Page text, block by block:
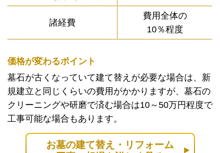
諸経費
費用全体の
10％程度
価格が変わるポイント
墓石が古くなっていて建て替えが必要な場合は、新
規建立と同じくらいの費用がかかりますが、墓石の
クリーニングや研磨で済む場合は10～50万円程度で
工事可能な場合もあります。
お墓の建て替え・リフォーム